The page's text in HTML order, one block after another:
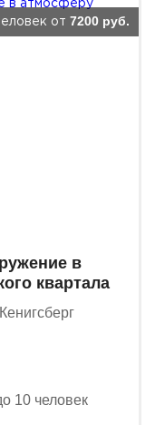
в
квартала
10 человек
от 7200 руб.